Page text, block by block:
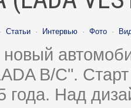
· Статьи · Интервью · Фото ·
новый
B/C".
года. Над